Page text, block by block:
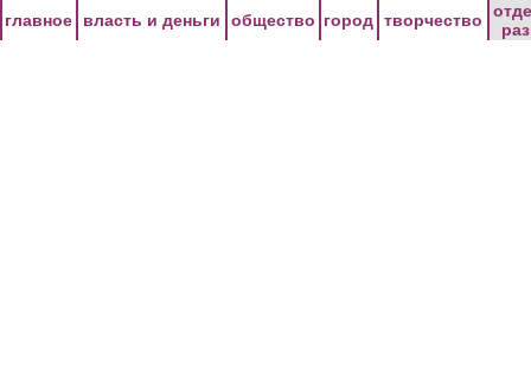
главное власть и деньги общество город творчество